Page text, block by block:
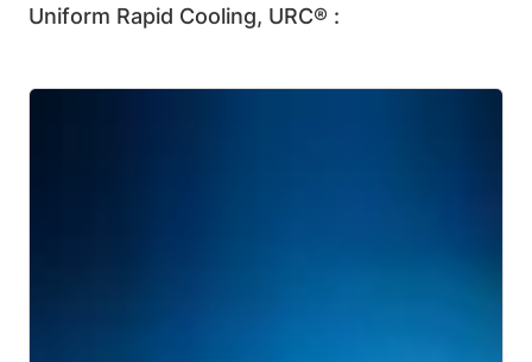
Uniform Rapid Cooling, URC® :